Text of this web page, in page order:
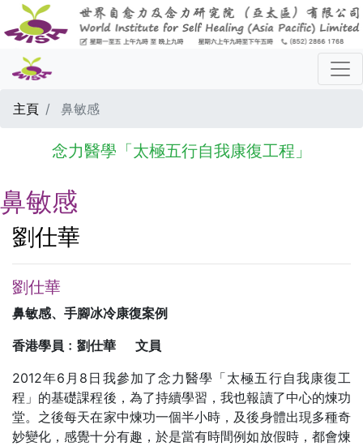
主頁 鼻敏感
念力醫學「太極五行自我康復工程」
鼻敏感
劉仕華
劉仕華
鼻敏感、手腳冰冷康復案例
香港學員﹕劉仕華 文員
2012年6月8日我參加了念力醫學「太極五行自我康復工
程」的基礎課程後，為了持續學習，我也報讀了中心的煉功
堂。之後每天在家中煉功一個半小時，及後身體出現多種奇
妙變化，感覺十分有趣，於是當有時間例如放假時，都會煉